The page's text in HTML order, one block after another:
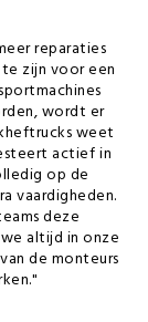
reparaties
zijn voor een
wordt er
weet
actief in
op de
vaardigheden.
deze
altijd in onze
de monteurs